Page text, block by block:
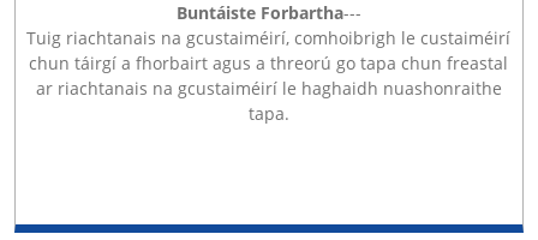
Buntáiste Forbartha---
Tuig riachtanais na gcustaiméirí, comhoibrigh le custaiméirí
chun táirgí a fhorbairt agus a threorú go tapa chun freastal
ar riachtanais na gcustaiméirí le haghaidh nuashonraithe
tapa.